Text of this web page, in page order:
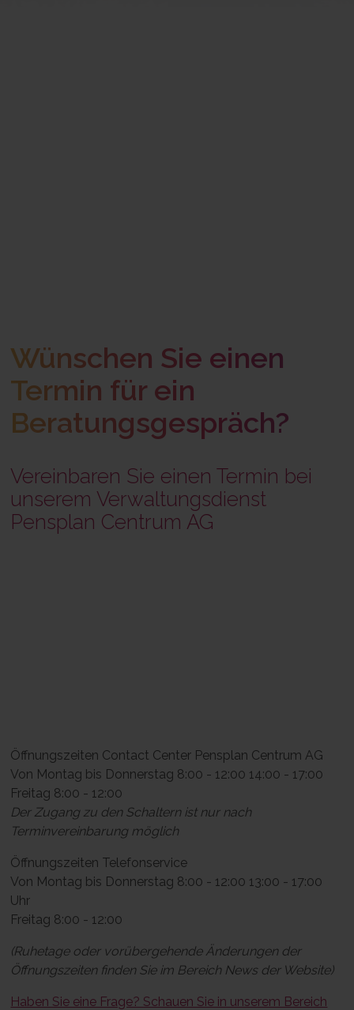
Wünschen Sie einen
Termin für ein
Beratungsgespräch?
Vereinbaren Sie einen Termin bei
unserem Verwaltungsdienst
Pensplan Centrum AG
Öffnungszeiten Contact Center Pensplan Centrum AG
Von Montag bis Donnerstag 8:00 - 12:00 14:00 - 17:00
Freitag 8:00 - 12:00
Der Zugang zu den Schaltern ist nur nach
Terminvereinbarung möglich
Öffnungszeiten Telefonservice
Von Montag bis Donnerstag 8:00 - 12:00 13:00 - 17:00
Uhr
Freitag 8:00 - 12:00
(Ruhetage oder vorübergehende Änderungen der
Öffnungszeiten finden Sie im Bereich News der Website)
Haben Sie eine Frage? Schauen Sie in unserem Bereich